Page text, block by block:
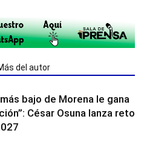
del autor
bajo de Morena le gana
César Osuna lanza reto